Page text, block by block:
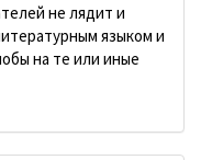
не лядит и
языком и
на те или иные